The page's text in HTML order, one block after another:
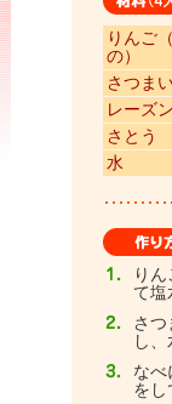
りんご
の）
さつま
レーズ
さとう
水
り
て塩
さつ
し
なべ
をし